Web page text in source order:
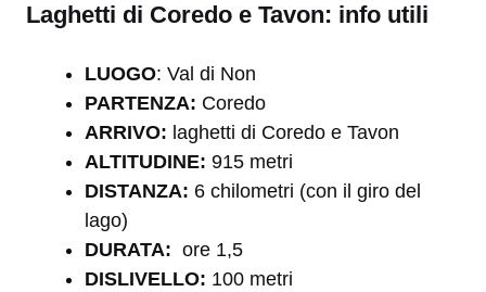
Laghetti di Coredo e Tavon: info utili
LUOGO: Val di Non
PARTENZA: Coredo
ARRIVO: laghetti di Coredo e Tavon
ALTITUDINE: 915 metri
DISTANZA: 6 chilometri (con il giro del
lago)
DURATA: ore 1,5
DISLIVELLO: 100 metri